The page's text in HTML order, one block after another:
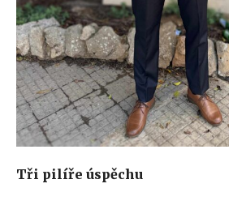
Tři pilíře úspěchu